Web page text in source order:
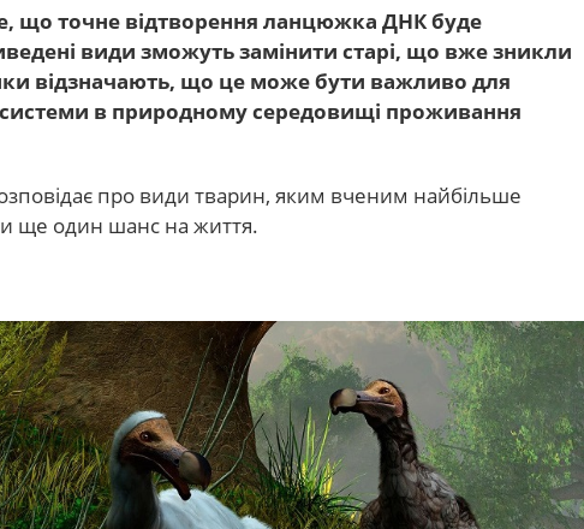
що точне відтворення ланцюжка ДНК буде
види зможуть замінити старі, що вже зникли
відзначають, що це може бути важливо для
в природному середовищі проживання
про види тварин, яким вченим найбільше
ще один шанс на життя.